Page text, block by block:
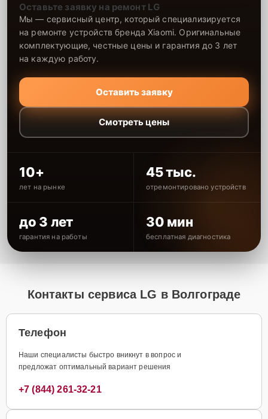
Оставьте заявку на ремонт LG
Мы — сервисный центр, который специализируется
на ремонте устройств бренда Xiaomi. Оригинальные
комплектующие, честные цены и гарантия до 3 лет
на каждую работу.
Оставить заявку
Смотреть цены
10+
лет на рынке
45 тыс.
отремонтировано устройств
до 3 лет
гарантия на работы
30 мин
бесплатная диагностика
Контакты сервиса LG в Волгограде
Телефон
Наши специалисты быстро вникнут в вопрос и
предложат оптимальный вариант решения
+7 (844) 261-32-21